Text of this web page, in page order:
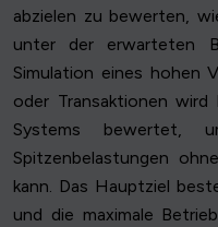
abzielen zu bewerten,
unter der erwarteten
Simulation eines hohen
oder Transaktionen
Systems bewertet,
Spitzenbelastungen
kann. Das Hauptziel
und die maximale